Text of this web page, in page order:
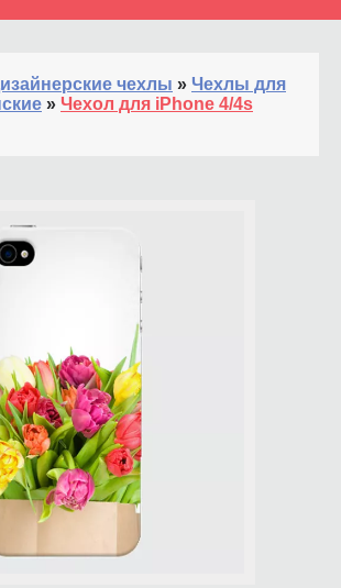
чехлы » Чехлы для
» Чехол для iPhone 4/4s